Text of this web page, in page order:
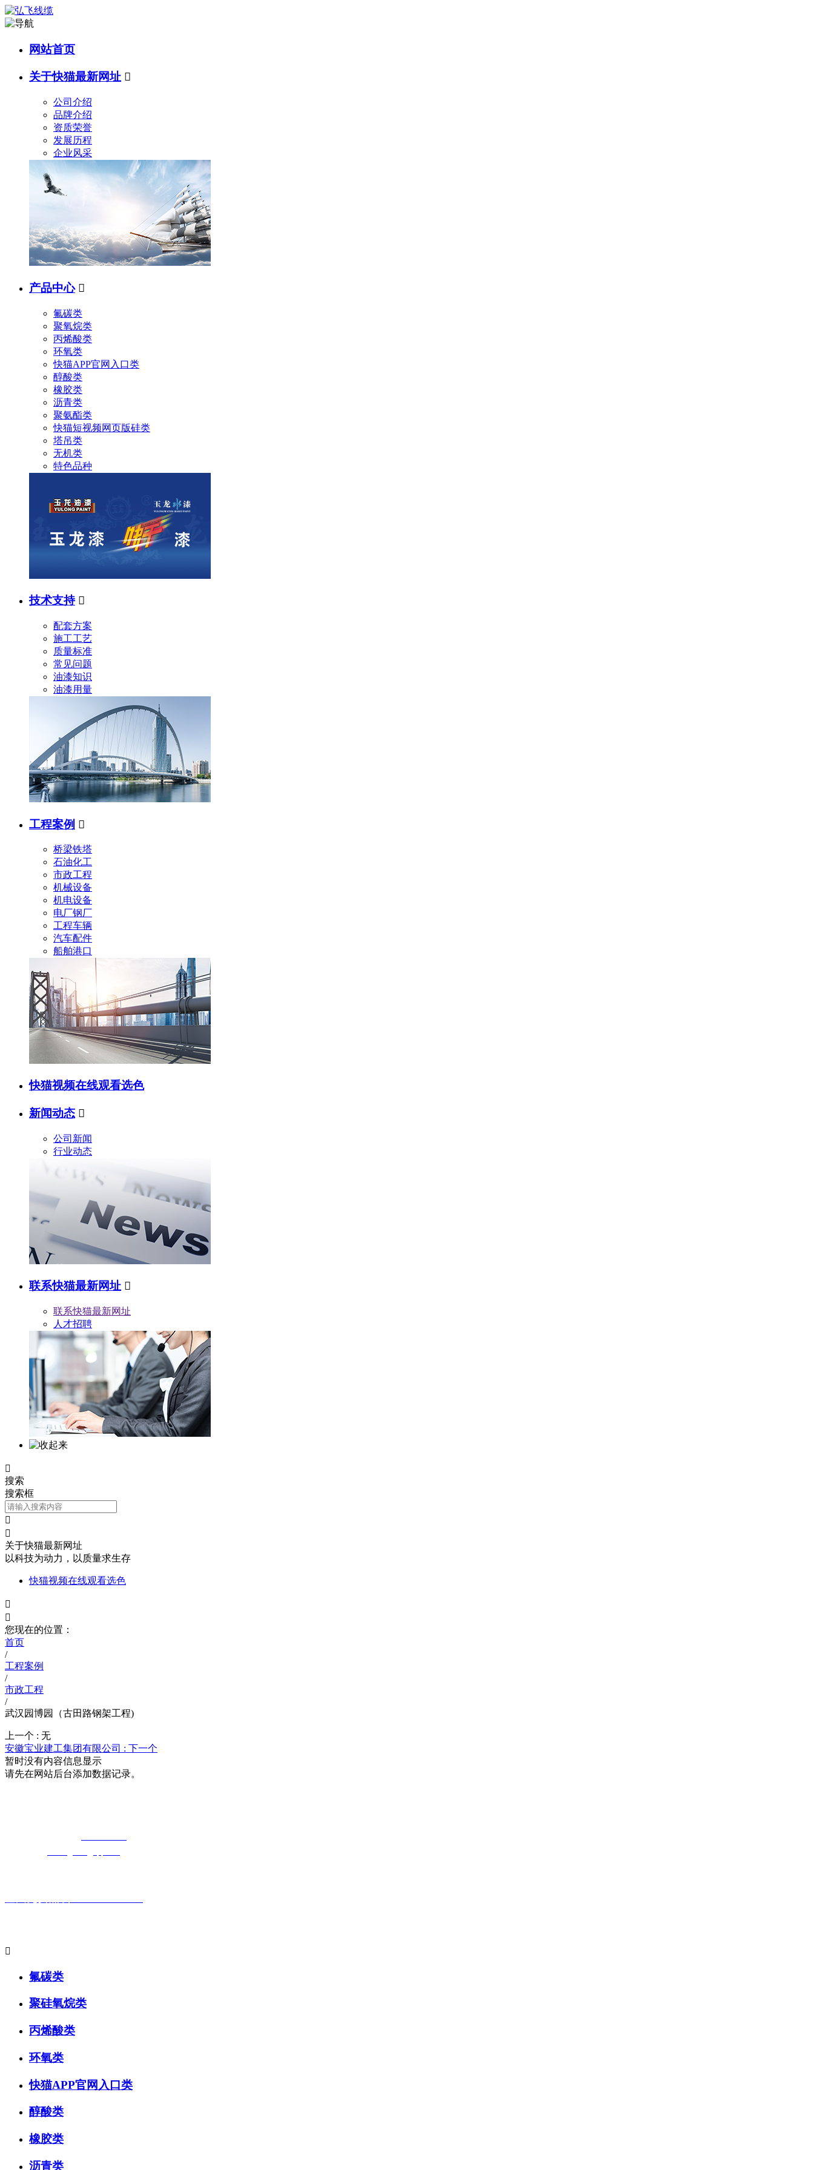
网站首页
关于快猫最新网址 
公司介绍
品牌介绍
资质荣誉
发展历程
企业风采
产品中心 
氟碳类
聚氧烷类
丙烯酸类
环氧类
快猫APP官网入口类
醇酸类
橡胶类
沥青类
聚氨酯类
快猫短视频网页版硅类
塔吊类
无机类
特色品种
技术支持 
配套方案
施工工艺
质量标准
常见问题
油漆知识
油漆用量
工程案例 
桥梁铁塔
石油化工
市政工程
机械设备
机电设备
电厂钢厂
工程车辆
汽车配件
船舶港口
快猫视频在线观看选色
新闻动态 
公司新闻
行业动态
联系快猫最新网址 
联系快猫最新网址
人才招聘

搜索
搜索框


关于快猫最新网址
以科技为动力，以质量求生存
快猫视频在线观看选色


您现在的位置：
首页
/
工程案例
/
市政工程
/
武汉园博园（古田路钢架工程)
上一个 : 无
安徽宝业建工集团有限公司 : 下一个
暂时没有内容信息显示
请先在网站后台添加数据记录。

氟碳类
聚硅氧烷类
丙烯酸类
环氧类
快猫APP官网入口类
醇酸类
橡胶类
沥青类